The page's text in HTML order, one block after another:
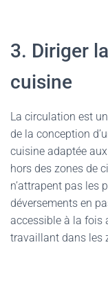
3. Diriger
cuisine
La circulation est
de la conception
cuisine adaptée
hors des zones de
n’attrapent pas les
déversements en
accessible à la fois
travaillant dans les